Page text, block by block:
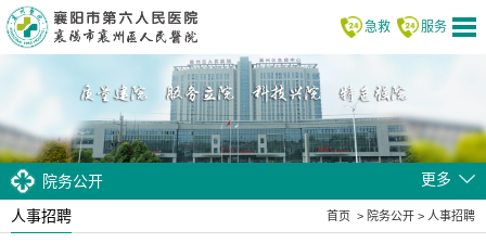
急救 服务
院务公开 更多
人事招聘 首页 > 院务公开 > 人事招聘